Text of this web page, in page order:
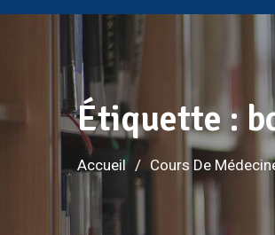
Étiquette :
Accueil Cours De